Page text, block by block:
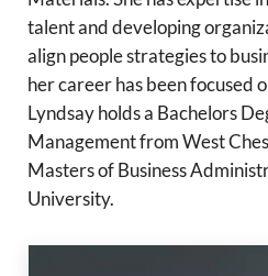
talent and developing
align people strategies to
her career has been focused
Lyndsay holds a Bachelors
Management from West
Masters of Business
University.